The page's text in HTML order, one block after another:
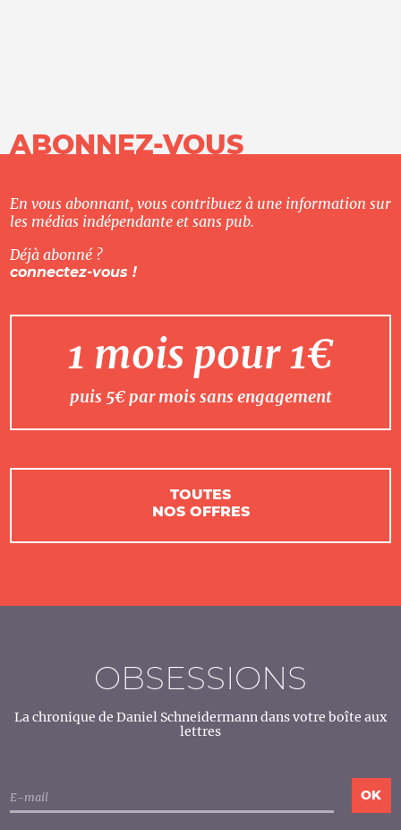
ABONNEZ-VOUS
En vous abonnant, vous contribuez à une information sur
les médias indépendante et sans pub.
Déjà abonné ?
connectez-vous !
1 mois pour 1€
puis 5€ par mois sans engagement
TOUTES
NOS OFFRES
OBSESSIONS
La chronique de Daniel Schneidermann dans votre boîte aux
lettres